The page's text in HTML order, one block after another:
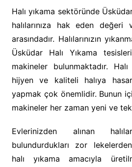
Halı yıkama sektöründe
halılarınıza hak eden
arasındadır. Halılarınızın
Üsküdar Halı Yıkama
makineler bulunmaktadır.
hijyen ve kaliteli halıya
yapmak çok önemlidir. Bunun
makineler her zaman yeni ve
Evlerinizden alınan
bulundurdukları zor
halı yıkama amacıyla